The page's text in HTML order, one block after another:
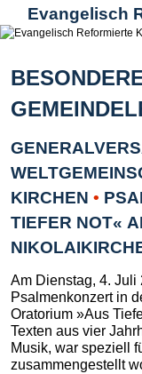
Evangelisch
KIRCHEN •
TIEFER NOT«
Am Dienstag, 4. Juli
Psalmenkonzert in
Oratorium »Aus
Texten aus vier
Musik, war speziell
zusammengestellt